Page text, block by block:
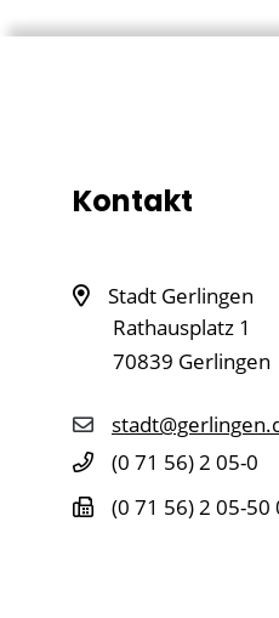
Kontakt
Stadt Gerlingen
Rathausplatz 1
70839 Gerlingen
(0 71 56) 2 05-0
(0 71 56) 2 05-50